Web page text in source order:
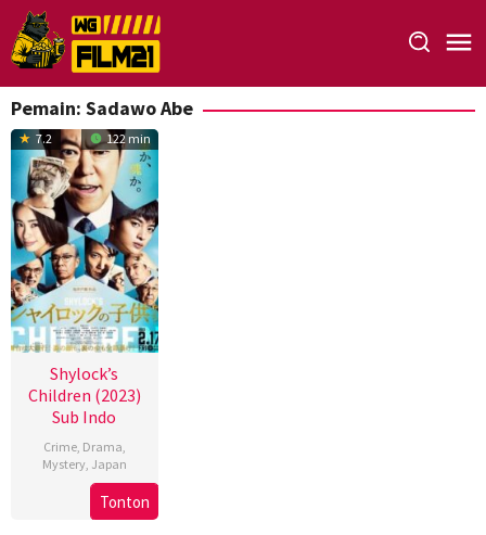
Loncat
ke
konten
Pemain: Sadawo Abe
7.2 122 min
Shylock’s
Children (2023)
Sub Indo
Crime, Drama
Mystery, Japan
Feb
Katsuhide
Motoki
Tonton